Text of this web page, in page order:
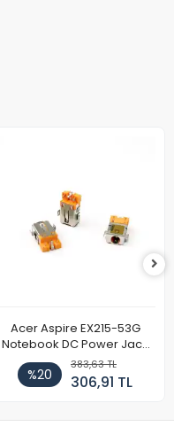
Acer Aspire EX215-53G
Notebook DC Power Jack
Soket
%20
383,63 TL
306,91 TL